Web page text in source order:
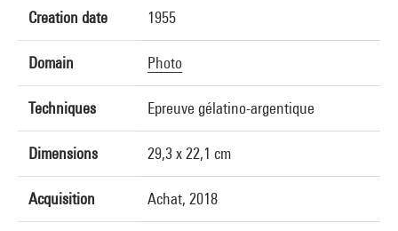
Creation date 1955
Domain Photo
Techniques Epreuve gélatino-argentique
Dimensions 29,3 x 22,1 cm
Acquisition Achat, 2018